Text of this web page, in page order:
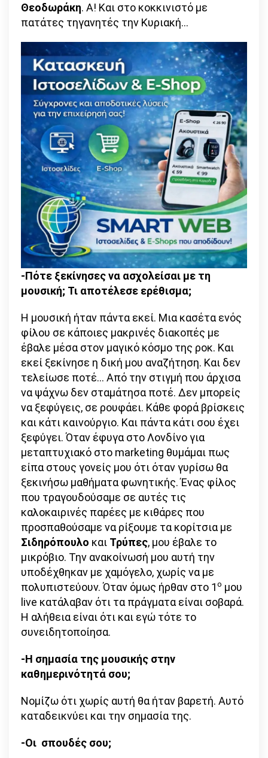
Θεοδωράκη. Α! Και στο κοκκινιστό με
πατάτες τηγανητές την Κυριακή…
-Πότε ξεκίνησες να ασχολείσαι με τη
μουσική; Τι αποτέλεσε ερέθισμα;
Η μουσική ήταν πάντα εκεί. Μια κασέτα ενός
φίλου σε κάποιες μακρινές διακοπές με
έβαλε μέσα στον μαγικό κόσμο της ροκ. Και
εκεί ξεκίνησε η δική μου αναζήτηση. Και δεν
τελείωσε ποτέ… Από την στιγμή που άρχισα
να ψάχνω δεν σταμάτησα ποτέ. Δεν μπορείς
να ξεφύγεις, σε ρουφάει. Κάθε φορά βρίσκεις
και κάτι καινούργιο. Και πάντα κάτι σου έχει
ξεφύγει. Όταν έφυγα στο Λονδίνο για
μεταπτυχιακό στο marketing θυμάμαι πως
είπα στους γονείς μου ότι όταν γυρίσω θα
ξεκινήσω μαθήματα φωνητικής. Ένας φίλος
που τραγουδούσαμε σε αυτές τις
καλοκαιρινές παρέες με κιθάρες που
προσπαθούσαμε να ρίξουμε τα κορίτσια με
Σιδηρόπουλο και Τρύπες, μου έβαλε το
μικρόβιο. Την ανακοίνωσή μου αυτή την
υποδέχθηκαν με χαμόγελο, χωρίς να με
πολυπιστεύουν. Όταν όμως ήρθαν στο 1ο μου
live κατάλαβαν ότι τα πράγματα είναι σοβαρά.
Η αλήθεια είναι ότι και εγώ τότε το
συνειδητοποίησα.
-Η σημασία της μουσικής στην
καθημερινότητά σου;
Νομίζω ότι χωρίς αυτή θα ήταν βαρετή. Αυτό
καταδεικνύει και την σημασία της.
-Οι σπουδές σου;